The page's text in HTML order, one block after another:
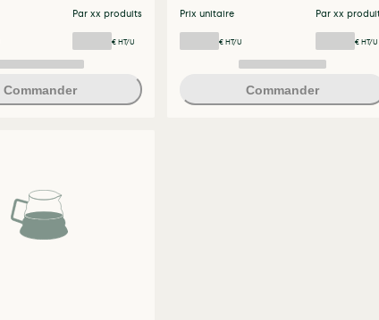
Par xx produits
€ HT/U
Commander
Prix unitaire
€ HT/U
Par xx
€ HT/U
Commander